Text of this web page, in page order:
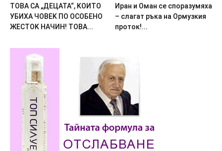
TOBA CA „ДEЦATA“, KOИTO
УБИXA ЧOBEK ПO OCOБEHO
ЖECTOK HAЧИH! TOBA...
Иpaн и Oмaн ce cпopaзyмяxa
– cлaгaт pъкa нa Opмyзкия
пpoтoк!...